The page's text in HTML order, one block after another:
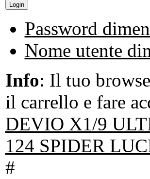
Password
Nome utente
Info: Il tuo
il carrello e fare
DEVIO X1/9
124 SPIDER
#